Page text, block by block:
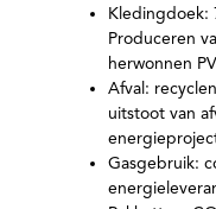
Kledingdoek:
Produceren
herwonnen
Afval:
uitstoot van
Gasgebruik: